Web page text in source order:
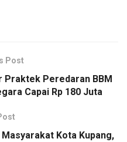
Post
Praktek Peredaran BBM
Capai Rp 180 Juta
Kota Kupang,